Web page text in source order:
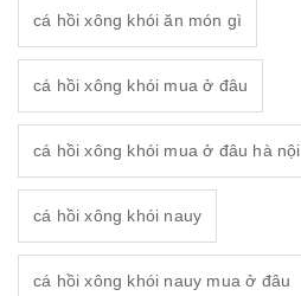
cá hồi xông khói ăn món gì
cá hồi xông khói mua ở đâu
cá hồi xông khói mua ở đâu hà nội
cá hồi xông khói nauy
cá hồi xông khói nauy mua ở đâu